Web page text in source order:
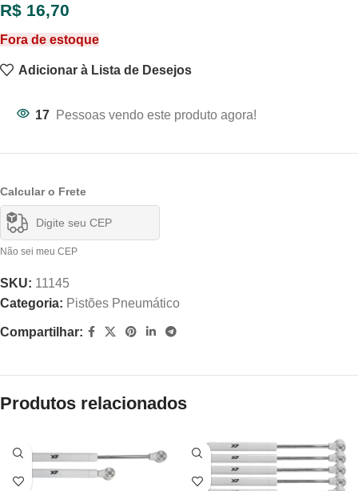
R$ 16,70
Fora de estoque
Adicionar à Lista de Desejos
17 Pessoas vendo este produto agora!
Calcular o Frete
Não sei meu CEP
SKU: 11145
Categoria: Pistões Pneumático
Compartilhar:
Produtos relacionados